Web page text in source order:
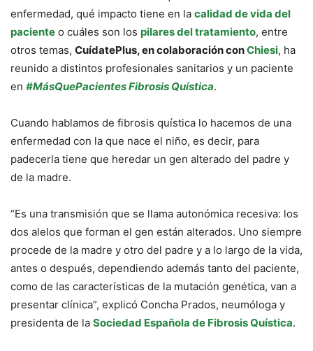
enfermedad, qué impacto tiene en la calidad de vida del
paciente o cuáles son los pilares del tratamiento, entre
otros temas, CuídatePlus, en colaboración conChiesi, ha
reunido a distintos profesionales sanitarios y un paciente
en #MásQuePacientes Fibrosis Quística.
Cuando hablamos de fibrosis quística lo hacemos de una
enfermedad con la que nace el niño, es decir, para
padecerla tiene que heredar un gen alterado del padre y
de la madre.
“Es una transmisión que se llama autonómica recesiva: los
dos alelos que forman el gen están alterados. Uno siempre
procede de la madre y otro del padre y a lo largo de la vida,
antes o después, dependiendo además tanto del paciente,
como de las características de la mutación genética, van a
presentar clínica”, explicó Concha Prados, neumóloga y
presidenta de la Sociedad Española de Fibrosis Quística.